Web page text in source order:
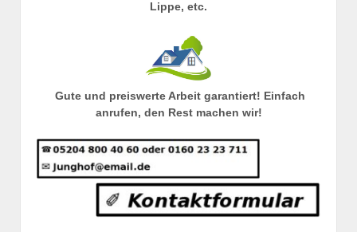
Lippe, etc.
Gute und preiswerte Arbeit garantiert! Einfach
anrufen, den Rest machen wir!